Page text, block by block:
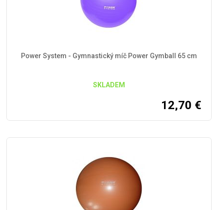
Power System - Gymnastický míč Power Gymball 65 cm
SKLADEM
12,70 €